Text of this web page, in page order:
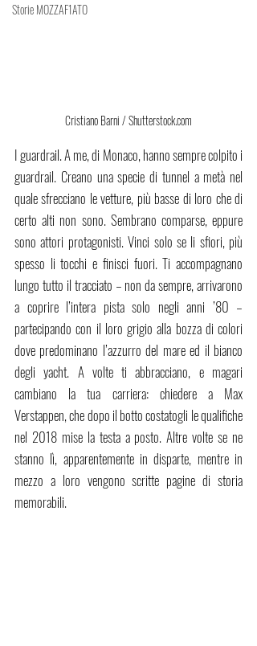
Storie MOZZAF1ATO
Cristiano Barni / Shutterstock.com
I guardrail. A me, di Monaco, hanno sempre colpito i
guardrail. Creano una specie di tunnel a metà nel
quale sfrecciano le vetture, più basse di loro che di
certo alti non sono. Sembrano comparse, eppure
sono attori protagonisti. Vinci solo se li sfiori, più
spesso li tocchi e finisci fuori. Ti accompagnano
lungo tutto il tracciato – non da sempre, arrivarono
a coprire l’intera pista solo negli anni ’80 –
partecipando con il loro grigio alla bozza di colori
dove predominano l’azzurro del mare ed il bianco
degli yacht. A volte ti abbracciano, e magari
cambiano la tua carriera: chiedere a Max
Verstappen, che dopo il botto costatogli le qualifiche
nel 2018 mise la testa a posto. Altre volte se ne
stanno lì, apparentemente in disparte, mentre in
mezzo a loro vengono scritte pagine di storia
memorabili.